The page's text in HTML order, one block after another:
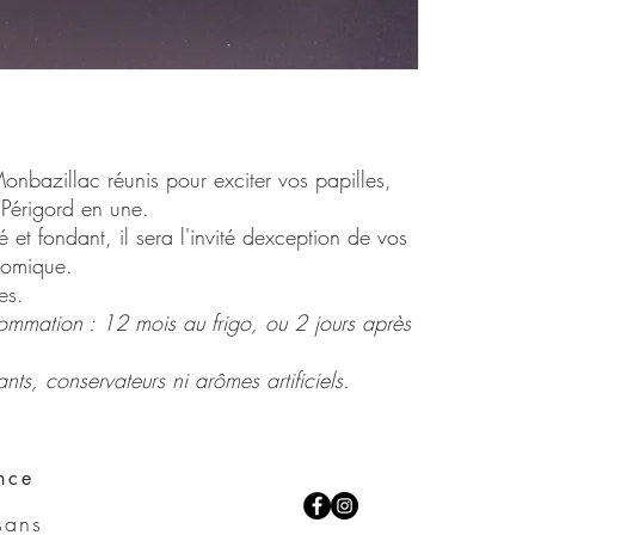
réunis pour exciter vos papilles,
en une.
et fondant, il sera l'invité dexception de vos
: 12 mois au frigo, ou 2 jours après
conservateurs ni arômes artificiels.